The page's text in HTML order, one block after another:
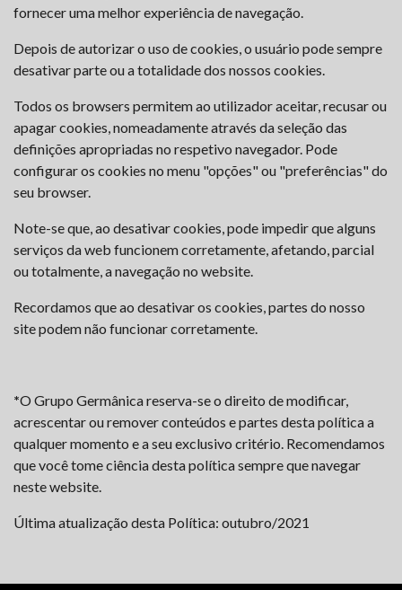
fornecer uma melhor experiência de navegação.
Depois de autorizar o uso de cookies, o usuário pode sempre
desativar parte ou a totalidade dos nossos cookies.
Todos os browsers permitem ao utilizador aceitar, recusar ou
apagar cookies, nomeadamente através da seleção das
definições apropriadas no respetivo navegador. Pode
configurar os cookies no menu "opções" ou "preferências" do
seu browser.
Note-se que, ao desativar cookies, pode impedir que alguns
serviços da web funcionem corretamente, afetando, parcial
ou totalmente, a navegação no website.
Recordamos que ao desativar os cookies, partes do nosso
site podem não funcionar corretamente.
*O Grupo Germânica reserva-se o direito de modificar,
acrescentar ou remover conteúdos e partes desta política a
qualquer momento e a seu exclusivo critério. Recomendamos
que você tome ciência desta política sempre que navegar
neste website.
Última atualização desta Política: outubro/2021